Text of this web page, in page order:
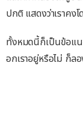
ปกติ แสดงว่าเราคง
ทั้งหมดนี้ก็เป็นข้อแน
อกเราอยู่หรือไม่ ก็ล